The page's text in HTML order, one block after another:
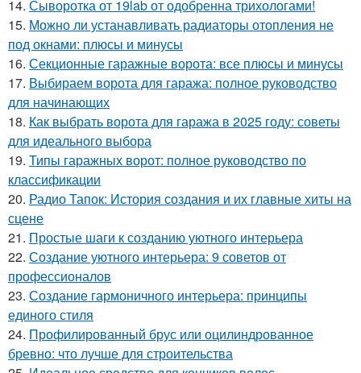
14. Сыворотка от 19lab от одобренна трихологами!
15. Можно ли устанавливать радиаторы отопления не
под окнами: плюсы и минусы
16. Секционные гаражные ворота: все плюсы и минусы
17. Выбираем ворота для гаража: полное руководство
для начинающих
18. Как выбрать ворота для гаража в 2025 году: советы
для идеального выбора
19. Типы гаражных ворот: полное руководство по
классификации
20. Радио Тапок: История создания и их главные хиты на
сцене
21. Простые шаги к созданию уютного интерьера
22. Создание уютного интерьера: 9 советов от
профессионалов
23. Создание гармоничного интерьера: принципы
единого стиля
24. Профилированный брус или оцилиндрованное
бревно: что лучше для строительства